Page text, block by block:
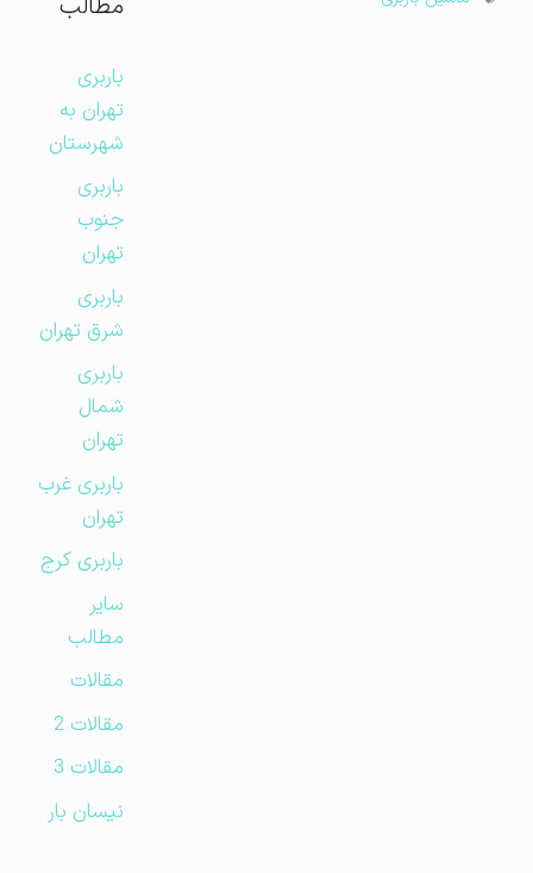
باربری
تهران به
شهرستان
باربری
جنوب
تهران
باربری
شرق تهران
باربری
شمال
تهران
باربری غرب
تهران
باربری کرج
مطالب
مقالات
مقالات 2
مقالات 3
نیسان بار